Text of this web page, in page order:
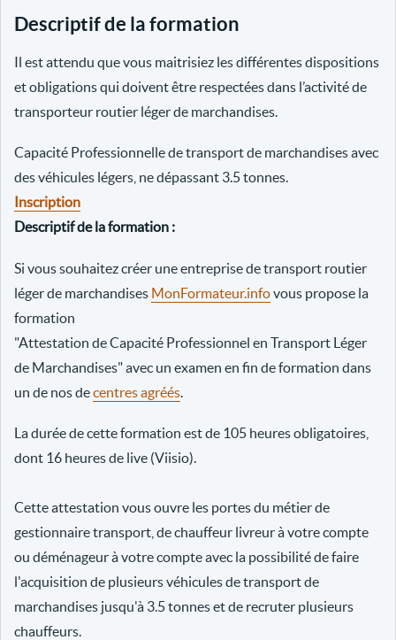
Descriptif de la formation
Il est attendu que vous maitrisiez les différentes dispositions
et obligations qui doivent être respectées dans l’activité de
transporteur routier léger de marchandises.
Capacité Professionnelle de transport de marchandises avec
des véhicules légers, ne dépassant 3.5 tonnes.
Inscription
Descriptif de la formation :
Si vous souhaitez créer une entreprise de transport routier
léger de marchandises MonFormateur.infovous propose la
formation
"Attestation de Capacité Professionnel en Transport Léger
de Marchandises" avec un examen en fin de formation dans
un de nos decentres agréés
La durée de cette formation est de 105 heures obligatoires,
dont 16 heures de live (Viisio).
Cette attestation vous ouvre les portes du métier de
gestionnaire transport, de chauffeur livreur à votre compte
ou déménageur à votre compte avec la possibilité de faire
l'acquisition de plusieurs véhicules de transport de
marchandises jusqu'à 3.5 tonnes et de recruter plusieurs
chauffeurs.